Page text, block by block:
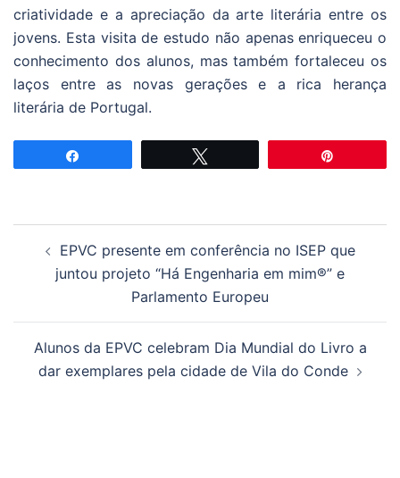
criatividade e a apreciação da arte literária entre os
jovens. Esta visita de estudo não apenas enriqueceu o
conhecimento dos alunos, mas também fortaleceu os
laços entre as novas gerações e a rica herança
literária de Portugal.
artigos
EPVC presente em conferência no ISEP que
juntou projeto “Há Engenharia em mim®” e
Parlamento Europeu
Alunos da EPVC celebram Dia Mundial do Livro a
dar exemplares pela cidade de Vila do Conde